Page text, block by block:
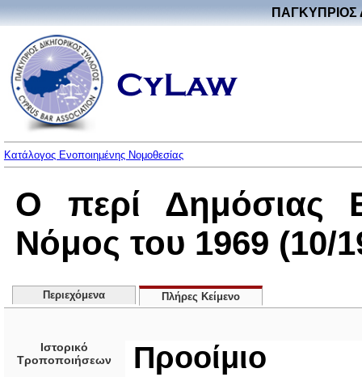
ΠΑΓΚΥΠΡΙΟΣ
Κατάλογος Ενοποιημένης Νομοθεσίας
Ο περί Δημόσιας
Νόμος του 1969 (10/
Περιεχόμενα Πλήρες Κείμενο
Ιστορικό
Τροποποιήσεων
Προοίμιο